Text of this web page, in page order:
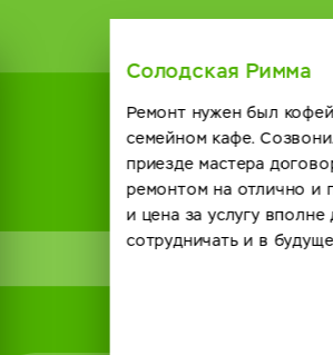
Солодская Римма
Ремонт нужен был кофейному
семейном кафе. Созвонились с
приезде мастера договорились.
ремонтом на отлично и по времени
и цена за услугу вполне
сотрудничать и в будущем с вашей